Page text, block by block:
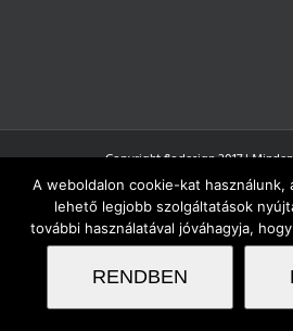
Copyright flodesign 2017 |
A weboldalon cookie-kat használunk,
lehető legjobb szolgáltatások
további használatával jóváhagyja,
RENDBEN